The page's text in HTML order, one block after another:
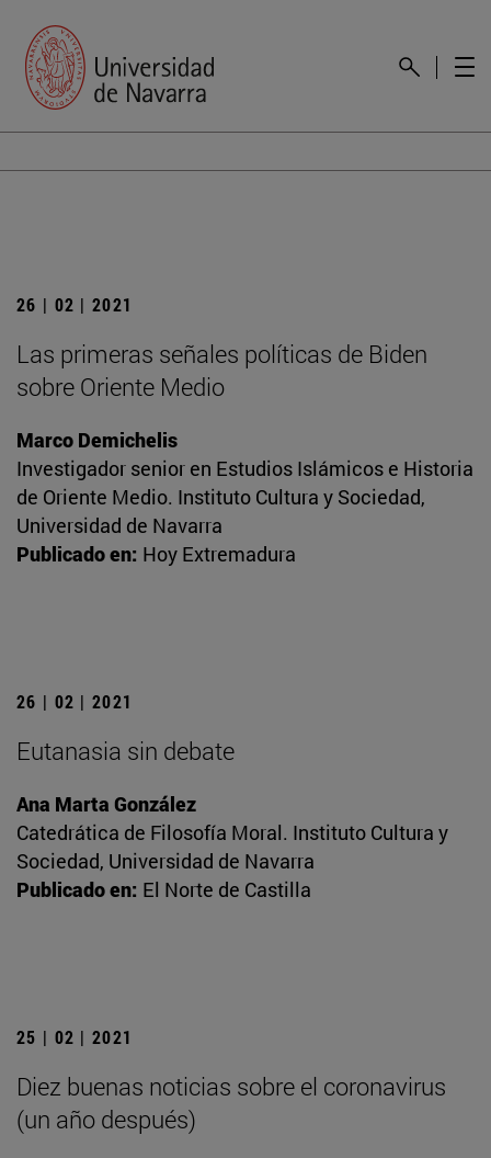
26 | 02 | 2021
Las primeras señales políticas de Biden
sobre Oriente Medio
Marco Demichelis
Investigador senior en Estudios Islámicos e Historia
de Oriente Medio. Instituto Cultura y Sociedad,
Universidad de Navarra
Publicado en: Hoy Extremadura
26 | 02 | 2021
Eutanasia sin debate
Ana Marta González
Catedrática de Filosofía Moral. Instituto Cultura y
Sociedad, Universidad de Navarra
Publicado en: El Norte de Castilla
25 | 02 | 2021
Diez buenas noticias sobre el coronavirus
(un año después)